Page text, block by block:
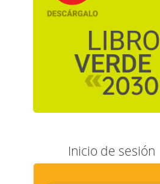
Inicio de sesión